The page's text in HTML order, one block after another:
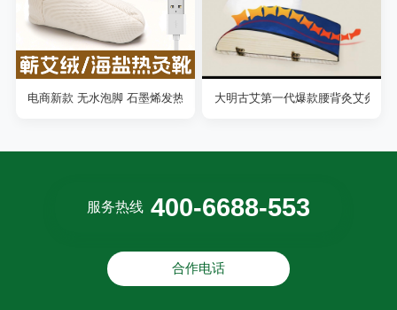
电商新款 无水泡脚 石墨烯发热艾灸靴子大明古艾第一代爆款腰背灸艾灸盒
服务热线 400-6688-553
合作电话